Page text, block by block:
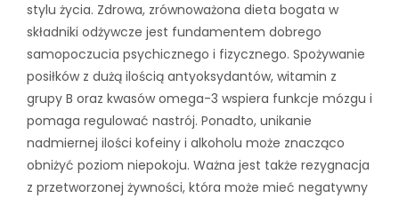
stylu życia. Zdrowa, zrównoważona dieta bogata w
składniki odżywcze jest fundamentem dobrego
samopoczucia psychicznego i fizycznego. Spożywanie
posiłków z dużą ilością antyoksydantów, witamin z
grupy B oraz kwasów omega-3 wspiera funkcje mózgu i
pomaga regulować nastrój. Ponadto, unikanie
nadmiernej ilości kofeiny i alkoholu może znacząco
obniżyć poziom niepokoju. Ważna jest także rezygnacja
z przetworzonej żywności, która może mieć negatywny